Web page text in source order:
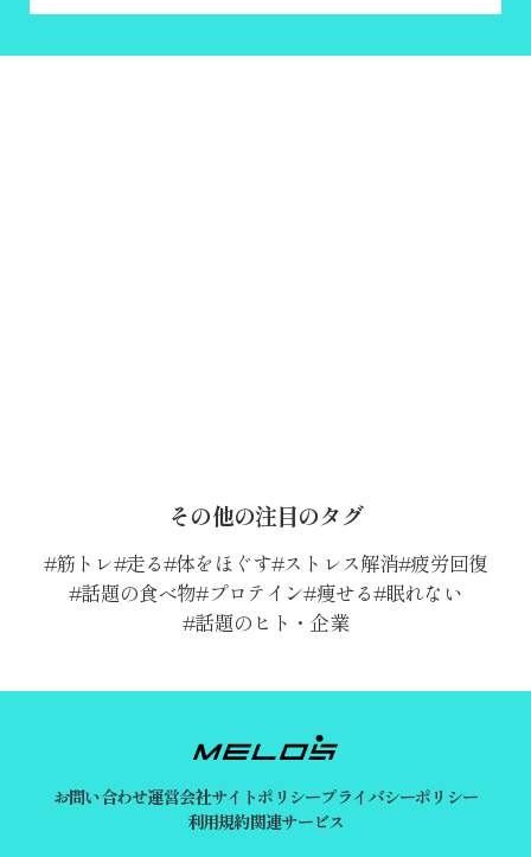
その他の注目のタグ
筋トレ 走る 体をほぐす ストレス解消 疲労回復
話題の食べ物 プロテイン 痩せる 眠れない
話題のヒト・企業
お問い合わせ運営会社サイトポリシープライバシーポリシー
利用規約関連サービス